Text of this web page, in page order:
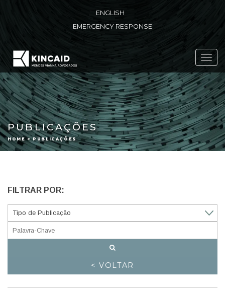
ENGLISH
EMERGENCY RESPONSE
PUBLICAÇÕES
HOME > PUBLICAÇÕES
FILTRAR POR:
< VOLTAR